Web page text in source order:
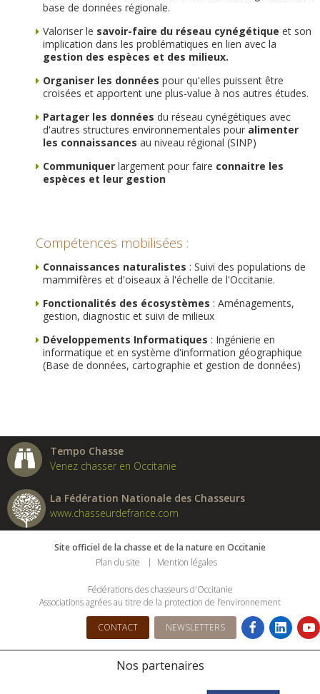
base de données régionale.
Valoriser le savoir-faire du réseau cynégétique et son
implication dans les problématiques en lien avec la
gestion des espèces et des milieux.
Organiser les données pour qu'elles puissent être
croisées et apportent une plus-value à nos autres études.
Partager les données du réseau cynégétiques avec
d'autres structures environnementales pour alimenter
les connaissances au niveau régional (SINP)
Communiquer largement pour faire connaitre les
espèces et leur gestion
Compétences mobilisées :
Connaissances naturalistes : Suivi des populations de
mammifères et d'oiseaux à l'échelle de l'Occitanie.
Fonctionalités des écosystèmes : Aménagements,
gestion, diagnostic et suivi de milieux
Développements Informatiques : Ingénierie en
informatique et en système d'information géographique
(Base de données, cartographie et gestion de données)
Tempo Chasse
Venez chasser en Occitanie
La Fédération Nationale des Chasseurs
www.chasseurdefrance.com
Site officiel de la chasse et de la nature en Occitanie
Plan du site
Mention légales
Fédérations des chasseurs d'Occitanie
Associations agrées au titre de la protection de l’environnement
CONTACT NEWSLETTERS
Nos partenaires